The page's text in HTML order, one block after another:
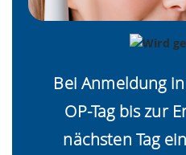
Bei Anmeldung
OP-Tag bis zur
nächsten Tag